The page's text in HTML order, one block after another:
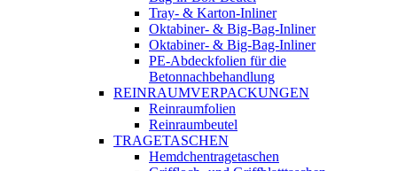
Tray- & Karton-Inliner
Oktabiner- & Big-Bag-Inliner
Oktabiner- & Big-Bag-Inliner
PE-Abdeckfolien für die
Betonnachbehandlung
REINRAUMVERPACKUNGEN
Reinraumfolien
Reinraumbeutel
TRAGETASCHEN
Hemdchentragetaschen